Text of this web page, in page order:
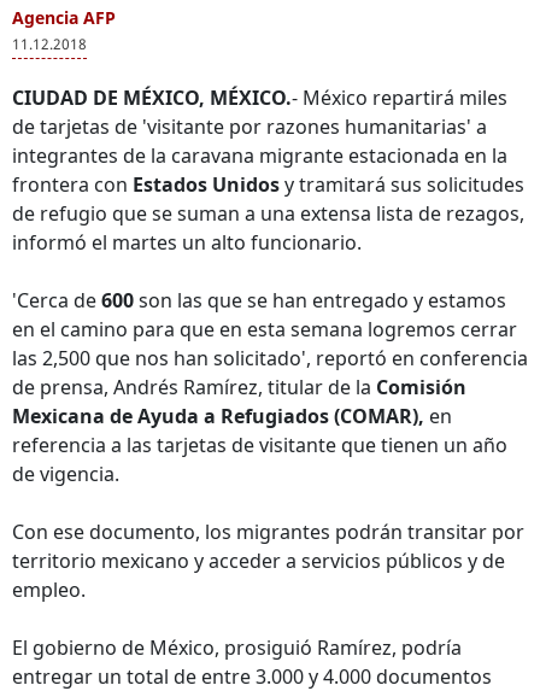
Agencia AFP
11.12.2018
CIUDAD DE MÉXICO, MÉXICO.- México repartirá miles
de tarjetas de 'visitante por razones humanitarias' a
integrantes de la caravana migrante estacionada en la
frontera con Estados Unidosy tramitará sus solicitudes
de refugio que se suman a una extensa lista de rezagos,
informó el martes un alto funcionario.
'Cerca de600son las que se han entregado y estamos
en el camino para que en esta semana logremos cerrar
las 2,500 que nos han solicitado', reportó en conferencia
de prensa, Andrés Ramírez, titular de la Comisión
Mexicana de Ayuda a Refugiados (COMAR), en
referencia a las tarjetas de visitante que tienen un año
de vigencia.
Con ese documento, los migrantes podrán transitar por
territorio mexicano y acceder a servicios públicos y de
empleo.
El gobierno de México, prosiguió Ramírez, podría
entregar un total de entre 3.000 y 4.000 documentos